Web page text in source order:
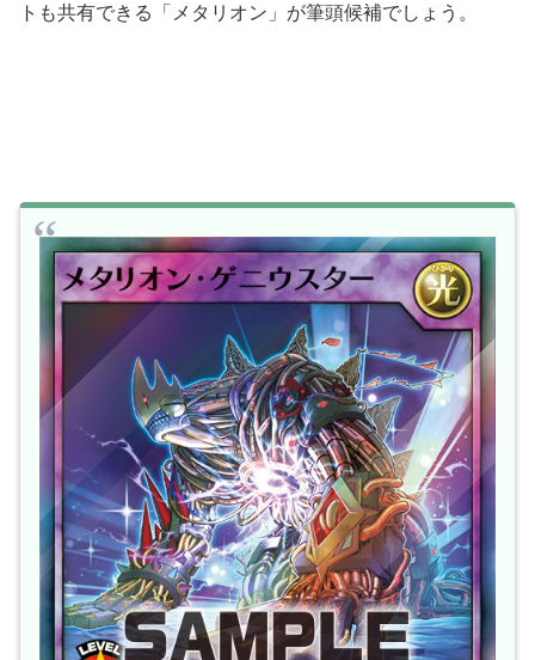
トも共有できる「メタリオン」が筆頭候補でしょう。